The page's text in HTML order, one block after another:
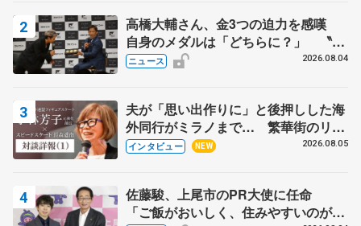
高橋大輔さん、金3つの迫力を感嘆
自身のメダルは「どちらに？」 〝リ
ス兄弟〟オリンピック3連覇の野村忠
ニュース 2026.08.04
夫が「思い出作りに」と後押しした海
外同行がミラノまで… 繁華街のリン
クでは不良のお兄さんも味方に 小林
インタビュー NEW 2026.08.05
佐藤駿、上尾市のPR大使に任命
「ご飯がおいしく、住みやすいのが魅